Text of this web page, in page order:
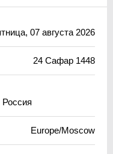
07 августа 2026
24 Сафар 1448
Europe/Moscow